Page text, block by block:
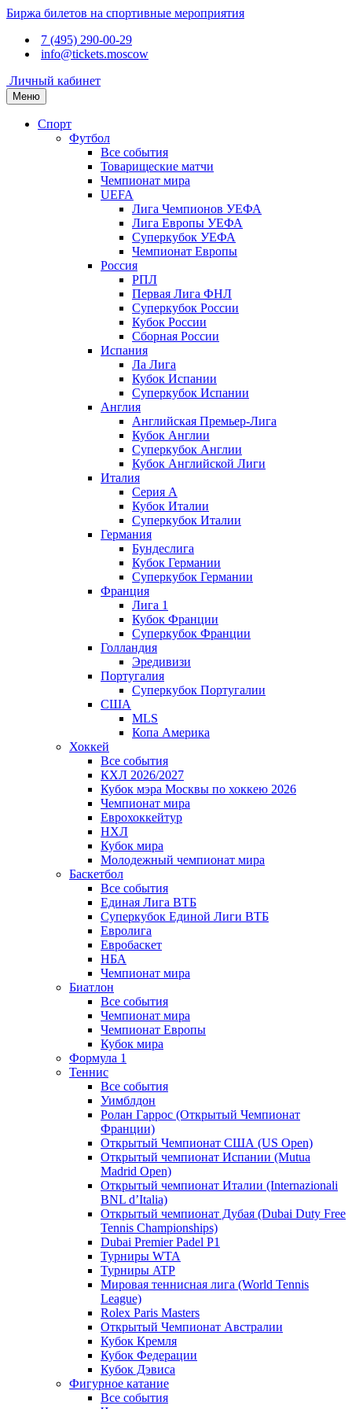
Биржа билетов на спортивные мероприятия
7 (495) 290-00-29
info@tickets.moscow
Личный кабинет
Меню
Спорт
Футбол
Все события
Товарищеские матчи
Чемпионат мира
UEFA
Лига Чемпионов УЕФА
Лига Европы УЕФА
Суперкубок УЕФА
Чемпионат Европы
Россия
РПЛ
Первая Лига ФНЛ
Суперкубок России
Кубок России
Сборная России
Испания
Ла Лига
Кубок Испании
Суперкубок Испании
Англия
Английская Премьер-Лига
Кубок Англии
Суперкубок Англии
Кубок Английской Лиги
Италия
Серия А
Кубок Италии
Суперкубок Италии
Германия
Бундеслига
Кубок Германии
Суперкубок Германии
Франция
Лига 1
Кубок Франции
Суперкубок Франции
Голландия
Эредивизи
Португалия
Суперкубок Португалии
США
MLS
Копа Америка
Хоккей
Все события
КХЛ 2026/2027
Кубок мэра Москвы по хоккею 2026
Чемпионат мира
Еврохоккейтур
НХЛ
Кубок мира
Молодежный чемпионат мира
Баскетбол
Все события
Единая Лига ВТБ
Суперкубок Единой Лиги ВТБ
Евролига
Евробаскет
НБА
Чемпионат мира
Биатлон
Все события
Чемпионат мира
Чемпионат Европы
Кубок мира
Формула 1
Теннис
Все события
Уимблдон
Ролан Гаррос (Открытый Чемпионат
Франции)
Открытый Чемпионат США (US Open)
Открытый чемпионат Испании (Mutua
Madrid Open)
Открытый чемпионат Италии (Internazionali
BNL d’Italia)
Открытый чемпионат Дубая (Dubai Duty Free
Tennis Championships)
Dubai Premier Padel P1
Турниры WTA
Турниры ATP
Мировая теннисная лига (World Tennis
League)
Rolex Paris Masters
Открытый Чемпионат Австралии
Кубок Кремля
Кубок Федерации
Кубок Дэвиса
Фигурное катание
Все события